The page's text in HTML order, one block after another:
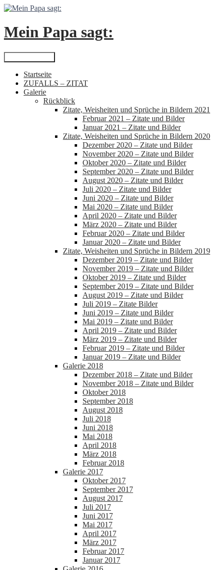
Zum
springen
Mein Papa sagt:
Suchen
Startseite
ZUFALLS – ZITAT
Galerie
Rückblick
Zitate, Weisheiten und Sprüche in Bildern 2021
Februar 2021 – Zitate und Bilder
Januar 2021 – Zitate und Bilder
Zitate, Weisheiten und Sprüche in Bildern 2020
Dezember 2020 – Zitate und Bilder
November 2020 – Zitate und Bilder
Oktober 2020 – Zitate und Bilder
September 2020 – Zitate und Bilder
August 2020 – Zitate und Bilder
Juli 2020 – Zitate und Bilder
Juni 2020 – Zitate und Bilder
Mai 2020 – Zitate und Bilder
April 2020 – Zitate und Bilder
März 2020 – Zitate und Bilder
Februar 2020 – Zitate und Bilder
Januar 2020 – Zitate und Bilder
Zitate, Weisheiten und Sprüche in Bildern 2019
Dezember 2019 – Zitate und Bilder
November 2019 – Zitate und Bilder
Oktober 2019 – Zitate und Bilder
September 2019 – Zitate und Bilder
August 2019 – Zitate und Bilder
Juli 2019 – Zitate Bilder
Juni 2019 – Zitate und Bilder
Mai 2019 – Zitate und Bilder
April 2019 – Zitate und Bilder
März 2019 – Zitate und Bilder
Februar 2019 – Zitate und Bilder
Januar 2019 – Zitate und Bilder
Galerie 2018
Dezember 2018 – Zitate und Bilder
November 2018 – Zitate und Bilder
Oktober 2018
September 2018
August 2018
Juli 2018
Juni 2018
Mai 2018
April 2018
März 2018
Februar 2018
Galerie 2017
Oktober 2017
September 2017
August 2017
Juli 2017
Juni 2017
Mai 2017
April 2017
März 2017
Februar 2017
Januar 2017